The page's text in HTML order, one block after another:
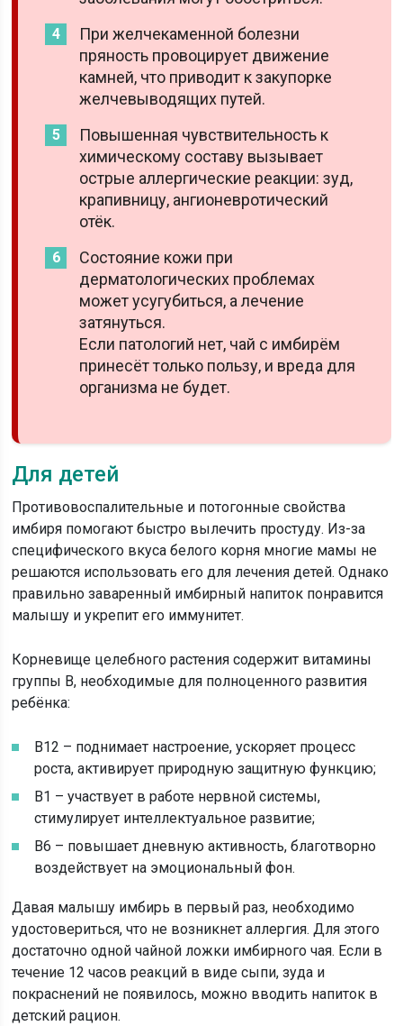
При желчекаменной болезни
пряность провоцирует движение
камней, что приводит к закупорке
желчевыводящих путей.
Повышенная чувствительность к
химическому составу вызывает
острые аллергические реакции: зуд,
крапивницу, ангионевротический
отёк.
Состояние кожи при
дерматологических проблемах
может усугубиться, а лечение
затянуться.
Если патологий нет, чай с имбирём
принесёт только пользу, и вреда для
организма не будет.
Для детей
Противовоспалительные и потогонные свойства
имбиря помогают быстро вылечить простуду. Из-за
специфического вкуса белого корня многие мамы не
решаются использовать его для лечения детей. Однако
правильно заваренный имбирный напиток понравится
малышу и укрепит его иммунитет.
Корневище целебного растения содержит витамины
группы В, необходимые для полноценного развития
ребёнка:
В12 – поднимает настроение, ускоряет процесс
роста, активирует природную защитную функцию;
В1 – участвует в работе нервной системы,
стимулирует интеллектуальное развитие;
В6 – повышает дневную активность, благотворно
воздействует на эмоциональный фон.
Давая малышу имбирь в первый раз, необходимо
удостовериться, что не возникнет аллергия. Для этого
достаточно одной чайной ложки имбирного чая. Если в
течение 12 часов реакций в виде сыпи, зуда и
покраснений не появилось, можно вводить напиток в
детский рацион.